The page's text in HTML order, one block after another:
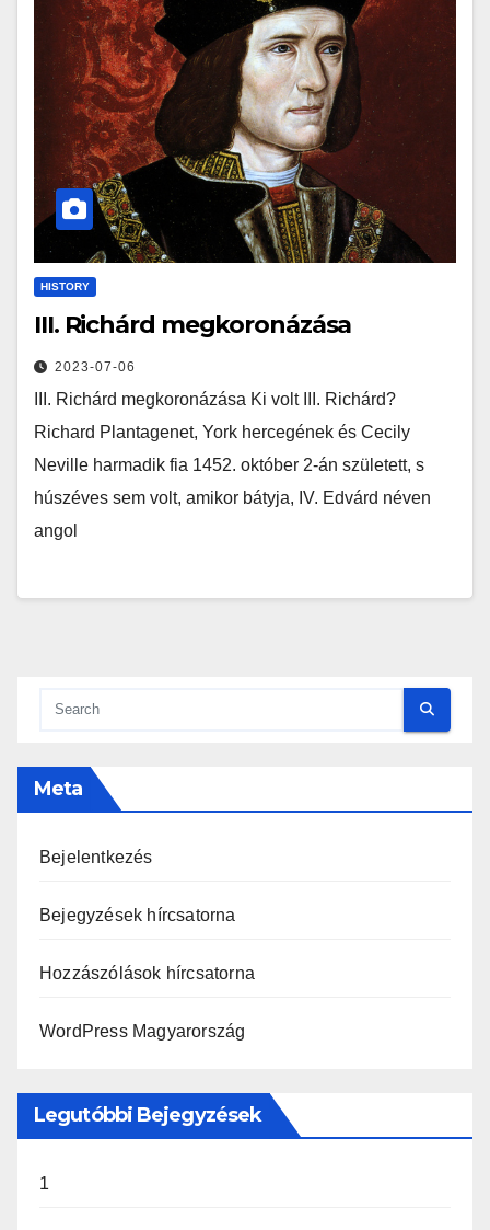
HISTORY
III. Richárd megkoronázása
2023-07-06
III. Richárd megkoronázása Ki volt III. Richárd?
Richard Plantagenet, York hercegének és Cecily
Neville harmadik fia 1452. október 2-án született, s
húszéves sem volt, amikor bátyja, IV. Edvárd néven
angol
Meta
Bejelentkezés
Bejegyzések hírcsatorna
Hozzászólások hírcsatorna
WordPress Magyarország
Legutóbbi Bejegyzések
1